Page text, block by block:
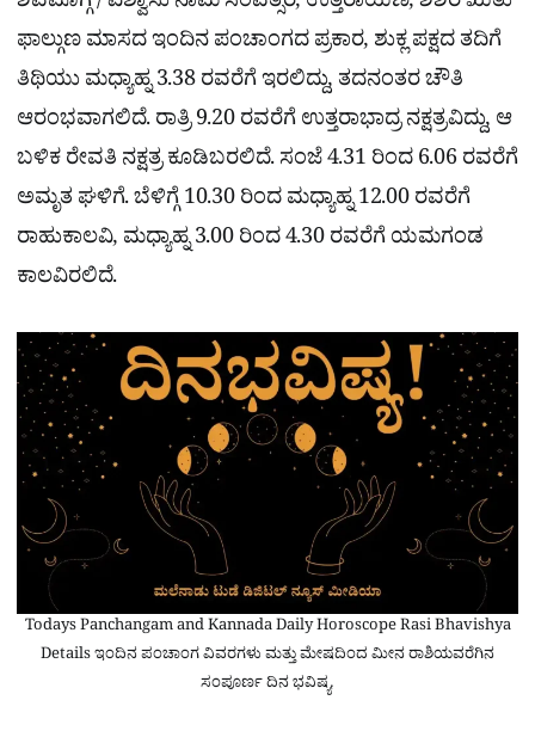
e
ಫಾಲ್ಗುಣ ಮಾಸದ ಇಂದಿನ ಪಂಚಾಂಗದ ಪ್ರಕಾರ, ಶುಕ್ಲ ಪಕ್ಷದ ತದಿಗೆ
ತಿಥಿಯು ಮಧ್ಯಾಹ್ನ 3.38 ರವರೆಗೆ ಇರಲಿದ್ದು, ತದನಂತರ ಚೌತಿ
ಆರಂಭವಾಗಲಿದೆ. ರಾತ್ರಿ 9.20 ರವರೆಗೆ ಉತ್ತರಾಭಾದ್ರ ನಕ್ಷತ್ರವಿದ್ದು, ಆ
ಬಳಿಕ ರೇವತಿ ನಕ್ಷತ್ರ ಕೂಡಿಬರಲಿದೆ. ಸಂಜೆ 4.31 ರಿಂದ 6.06 ರವರೆಗೆ
ಅಮೃತ ಘಳಿಗೆ. ಬೆಳಿಗ್ಗೆ 10.30 ರಿಂದ ಮಧ್ಯಾಹ್ನ 12.00 ರವರೆಗೆ
ರಾಹುಕಾಲವಿ, ಮಧ್ಯಾಹ್ನ 3.00 ರಿಂದ 4.30 ರವರೆಗೆ ಯಮಗಂಡ
ಕಾಲವಿರಲಿದೆ.
Todays Panchangam and Kannada Daily Horoscope Rasi Bhavishya
Details ಇಂದಿನ ಪಂಚಾಂಗ ವಿವರಗಳು ಮತ್ತು ಮೇಷದಿಂದ ಮೀನ ರಾಶಿಯವರೆಗಿನ
ಸಂಪೂರ್ಣ ದಿನ ಭವಿಷ್ಯ.